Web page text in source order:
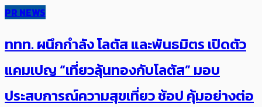
PR NEWS
ททท. ผนึกกำลัง โลตัส และพันธมิตร เปิดตัว
แคมเปญ “เที่ยวลุ้นทองกับโลตัส” มอบ
ประสบการณ์ความสุขเที่ยว ช้อป คุ้มอย่างต่อ